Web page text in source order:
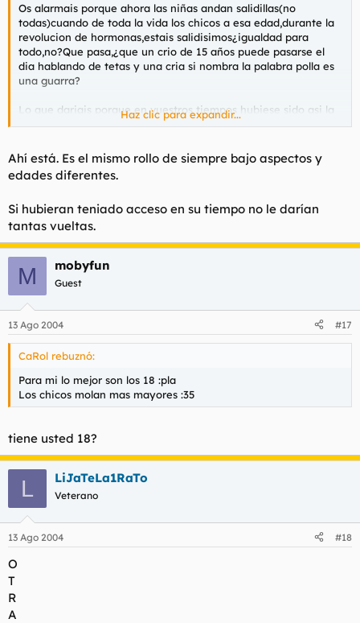
Os alarmais porque ahora las niñas andan salidillas(no
todas)cuando de toda la vida los chicos a esa edad,durante la
revolucion de hormonas,estais salidisimos¿igualdad para
todo,no?Que pasa,¿que un crio de 15 años puede pasarse el
dia hablando de tetas y una cria si nombra la palabra polla es
una guarra?
Lo que dariais porque en vuestros tiempos hubiese sido asi la
cosa,eh? :1
Haz clic para expandir...
Ahí está. Es el mismo rollo de siempre bajo aspectos y
edades diferentes.
Si hubieran teniado acceso en su tiempo no le darían
tantas vueltas.
M mobyfun
Guest
13 Ago 2004 #17
CaRol rebuznó:
Para mi lo mejor son los 18 :pla
Los chicos molan mas mayores :35
tiene usted 18?
L LiJaTeLa1RaTo
Veterano
13 Ago 2004 #18
O
T
R
A